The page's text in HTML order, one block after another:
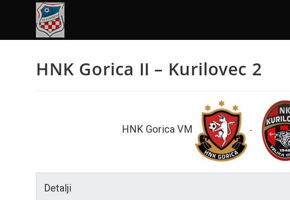
HNK Gorica II – Kurilovec 2
HNK Gorica VM -
Detalji